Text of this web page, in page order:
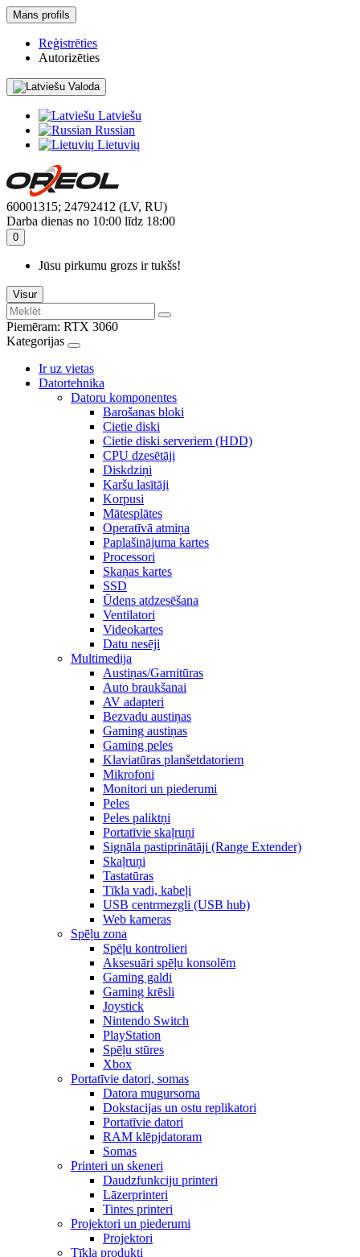
Mans profils
Reģistrēties
Autorizēties
Valoda
Latviešu
Russian
Lietuvių
60001315; 24792412 (LV, RU)
Darba dienas no 10:00 līdz 18:00
0
Jūsu pirkumu grozs ir tukšs!
Visur
Piemēram: RTX 3060
Kategorijas
Ir uz vietas
Datortehnika
Datoru komponentes
Barošanas bloki
Cietie diski
Cietie diski serveriem (HDD)
CPU dzesētāji
Diskdziņi
Karšu lasītāji
Korpusi
Mātesplātes
Operatīvā atmiņa
Paplašinājuma kartes
Processori
Skaņas kartes
SSD
Ūdens atdzesēšana
Ventilatori
Videokartes
Datu nesēji
Multimedija
Austiņas/Garnitūras
Auto braukšanai
AV adapteri
Bezvadu austiņas
Gaming austiņas
Gaming peles
Klaviatūras planšetdatoriem
Mikrofoni
Monitori un piederumi
Peles
Peles paliktņi
Portatīvie skaļruņi
Signāla pastiprinātāji (Range Extender)
Skaļruņi
Tastatūras
Tīkla vadi, kabeļi
USB centrmezgli (USB hub)
Web kameras
Spēļu zona
Spēļu kontrolieri
Aksesuāri spēļu konsolēm
Gaming galdi
Gaming krēsli
Joystick
Nintendo Switch
PlayStation
Spēļu stūres
Xbox
Portatīvie datori, somas
Datora mugursoma
Dokstacijas un ostu replikatori
Portatīvie datori
RAM klēpjdatoram
Somas
Printeri un skeneri
Daudzfunkciju printeri
Lāzerprinteri
Tintes printeri
Projektori un piederumi
Projektori
Tīkla produkti